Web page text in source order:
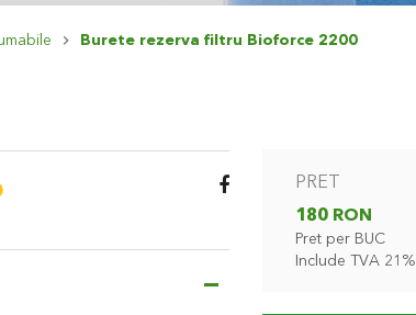
Burete rezerva filtru Bioforce 2200
PRET
180 RON
Pret per BUC
Include TVA 21%